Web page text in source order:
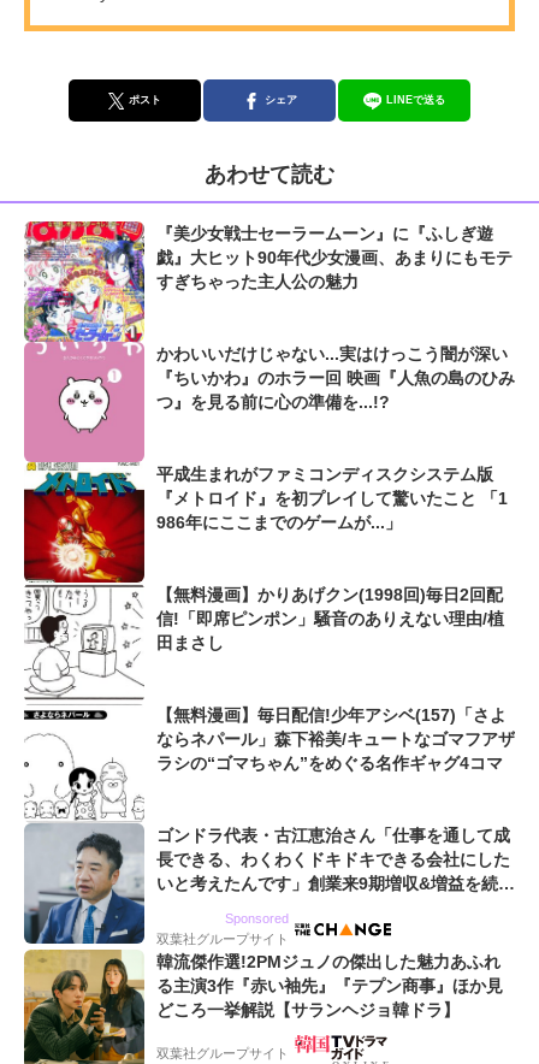
ポスト シェア LINEで送る
あわせて読む
『美少女戦士セーラームーン』に『ふしぎ遊
戯』大ヒット90年代少女漫画、あまりにもモテ
すぎちゃった主人公の魅力
かわいいだけじゃない...実はけっこう闇が深い
『ちいかわ』のホラー回 映画『人魚の島のひみ
つ』を見る前に心の準備を...!?
平成生まれがファミコンディスクシステム版
『メトロイド』を初プレイして驚いたこと 「1
986年にここまでのゲームが...」
【無料漫画】かりあげクン(1998回)毎日2回配
信!「即席ピンポン」騒音のありえない理由/植
田まさし
【無料漫画】毎日配信!少年アシベ(157)「さよ
ならネパール」森下裕美/キュートなゴマフアザ
ラシの“ゴマちゃん”をめぐる名作ギャグ4コマ
ゴンドラ代表・古江恵治さん「仕事を通して成
長できる、わくわくドキドキできる会社にした
いと考えたんです」創業来9期増収&増益を続け
Sponsored
双葉社グループサイト
韓流傑作選!2PMジュノの傑出した魅力あふれ
る主演3作『赤い袖先』『テプン商事』ほか見
どころ一挙解説【サランヘジョ韓ドラ】
双葉社グループサイト